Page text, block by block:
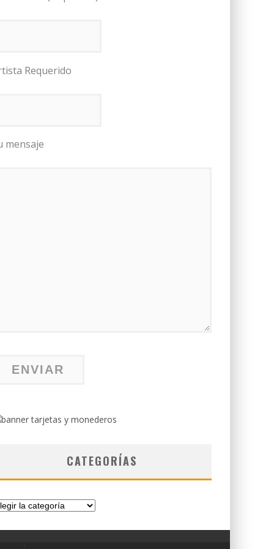
Requerido
mensaje
CATEGORÍAS